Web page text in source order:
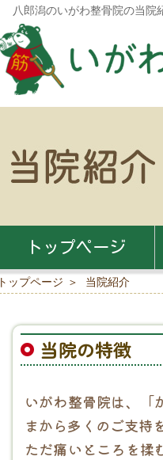
八郎潟のいがわ整骨院の当院
トップページ
トップページ 当院紹介
当院の特徴
いがわ整骨院は、「
まから多くのご支持
ただ痛いところを揉